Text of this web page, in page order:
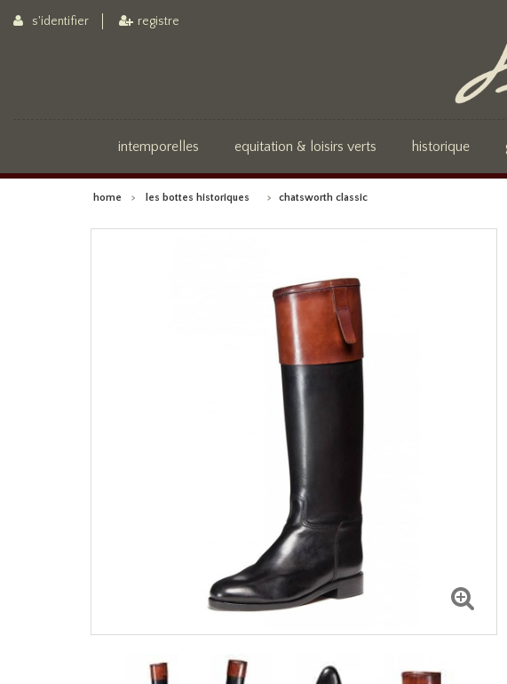
s'identifier registre
intemporelles equitation & loisirs verts historique
home > les bottes historiques > chatsworth classic